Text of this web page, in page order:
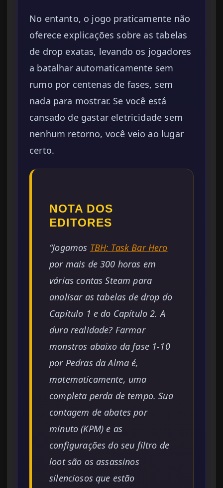
No entanto, o jogo praticamente não
oferece explicações sobre as tabelas
de drop exatas, levando os jogadores
a batalhar automaticamente sem
rumo por centenas de fases, sem
nada para mostrar. Se você está
cansado de gastar eletricidade sem
nenhum retorno, você veio ao lugar
certo.
NOTA DOS
EDITORES
“Jogamos TBH: Task Bar Hero
por mais de 300 horas em
várias contas Steam para
analisar as tabelas de drop do
Capítulo 1 e do Capítulo 2. A
dura realidade? Farmar
monstros abaixo da fase 1-10
por Pedras da Alma é,
matematicamente, uma
completa perda de tempo. Sua
contagem de abates por
minuto (KPM) e as
configurações do seu filtro de
loot são os assassinos
silenciosos que estão